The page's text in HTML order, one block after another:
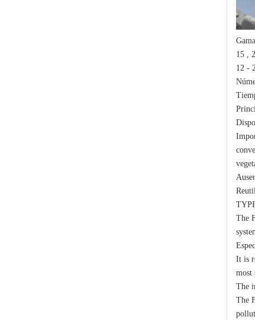
15 ,
12 -
The
It is
most
The
The